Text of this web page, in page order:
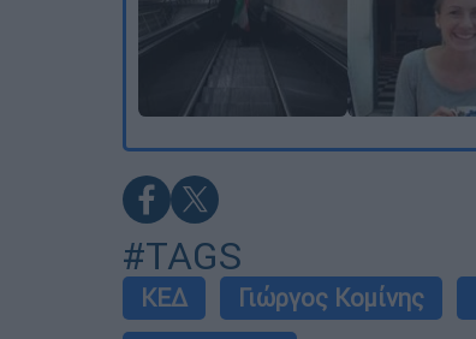
#TAGS
ΚΕΔ Γιώργος Κομίνης